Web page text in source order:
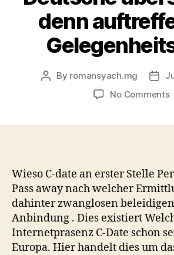
denn
Post
By romansyach.mg
Post
No Commentson
Wieso C-date an erster Stelle
Pass away nach welcher
dahinter zwanglosen
Anbindung . Dies existiert
Internetprasenz C-Date schon
Europa. Hier handelt dies um